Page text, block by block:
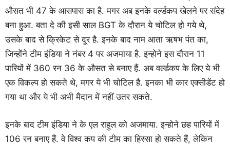
औसत भी 47 के आसपास का है. मगर अब इनके वर्ल्डकप खेलने पर संदेह
बना हुआ. बता दे की इसी साल BGT के दौरान ये चोटिल हो गये थे,
उसके बाद से क्रिकेट से दूर है. इनके बाद नाम आता ऋषभ पंत का,
जिन्होंने टीम इंडिया ने नंबर 4 पर अजमाया है. इन्होने इस दौरान 11
पारियों में 360 रन 36 के औसत से बनाए हैं. अब वर्ल्डकप के लिए ये भी
एक विकल्प हो सकते थे, मगर ये भी चोटिल है. इनका भी कार एक्सीडेंट हो
गया था और ये भी अभी मैदान में नहीं उतर सकते.
इनके बाद टीम इंडिया ने के एल राहुल को अजमाया. इन्होने छह पारियों में
106 रन बनाए हैं. वे विश्‍व कप की टीम का हिस्‍सा हो सकते हैं, लेकिन